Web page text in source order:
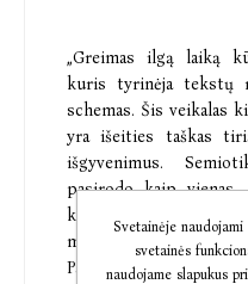
„Greimas ilgą laiką
kuris tyrinėja tekstų
schemas. Šis veikalas
yra išeities taškas
išgyvenimus.
pasirodo kaip
kelias, kuriuo žengiant
mirties prasmė.“
Paulius Jevsejevas
Svetainėje
svetainės
naudojame slapukus